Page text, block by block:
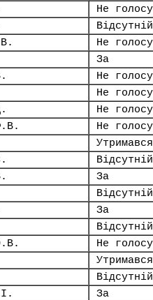
Не
Відсутній
Не
За
Не
Не
Не
Не
Утримався
Відсутній
За
Відсутній
За
Відсутній
Не
Утримався
Відсутній
За